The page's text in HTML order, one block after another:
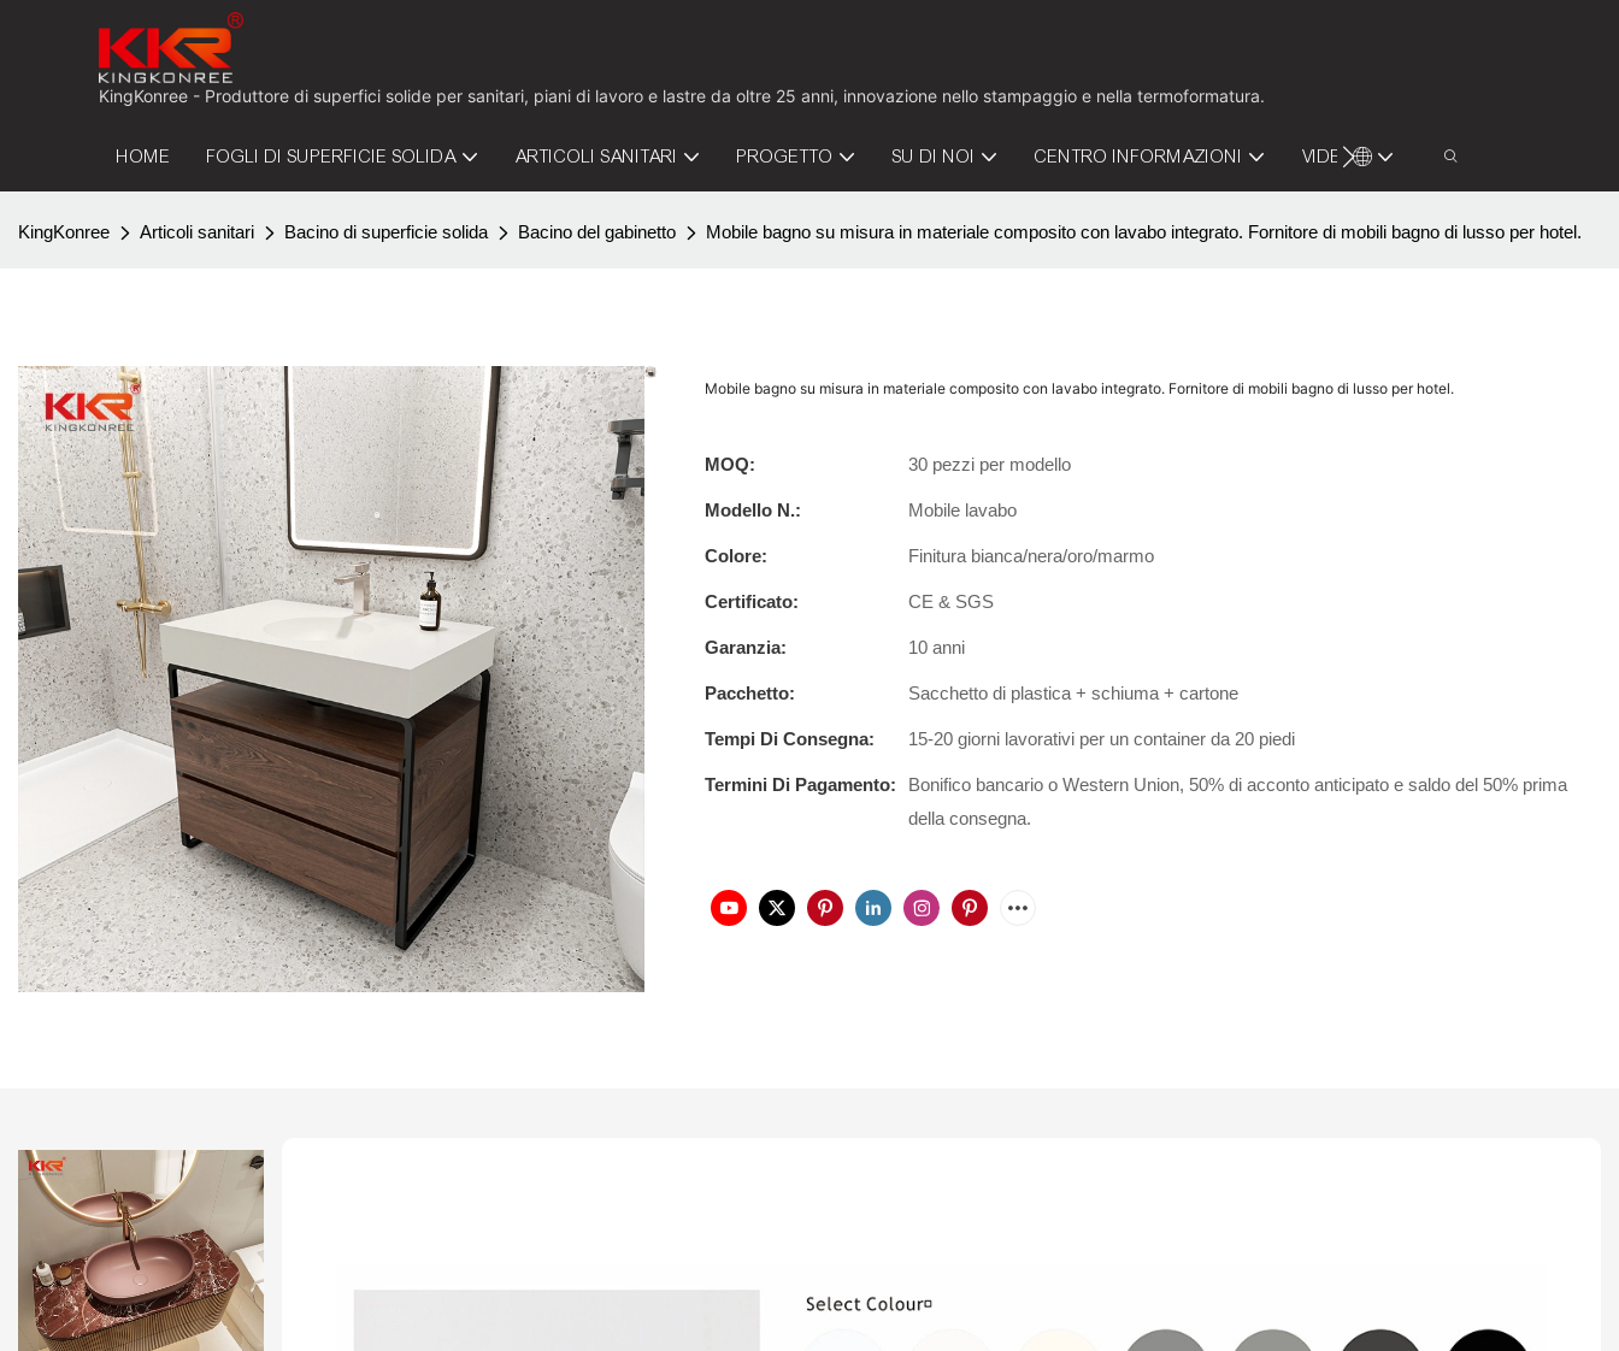
KingKonree - Produttore di superfici solide per sanitari, piani di lavoro e lastre da oltre 25 anni, innovazione nello stampaggio e nella termoformatura.
HOME FOGLI DI SUPERFICIE SOLIDA ARTICOLI SANITARI PROGETTO SU DI NOI CENTRO INFORMAZIONI VIDEO CONTATTACI
KingKonree Articoli sanitari Bacino di superficie solida Bacino del gabinetto Mobile bagno su misura in materiale composito con lavabo integrato. Fornitore di mobili bagno di lusso per hotel.
Mobile bagno su misura in materiale composito con lavabo integrato. Fornitore di mobili bagno di lusso per hotel.
MOQ: 30 pezzi per modello
Modello N.: Mobile lavabo
Colore: Finitura bianca/nera/oro/marmo
Certificato: CE & SGS
Garanzia: 10 anni
Pacchetto: Sacchetto di plastica + schiuma + cartone
Tempi Di Consegna: 15-20 giorni lavorativi per un container da 20 piedi
Termini Di Pagamento:
Bonifico bancario o Western Union, 50% di acconto anticipato e saldo del 50% prima
della consegna.